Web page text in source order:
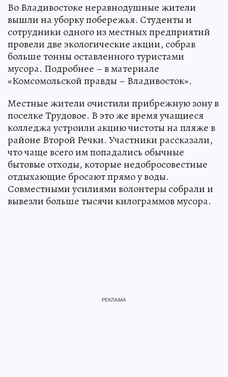
Во Владивостоке неравнодушные жители
вышли на уборку побережья. Студенты и
сотрудники одного из местных предприятий
провели две экологические акции, собрав
больше тонны оставленного туристами
мусора. Подробнее – в материале
«Комсомольской правды – Владивосток».
Местные жители очистили прибрежную зону в
поселке Трудовое. В это же время учащиеся
колледжа устроили акцию чистоты на пляже в
районе Второй Речки. Участники рассказали,
что чаще всего им попадались обычные
бытовые отходы, которые недобросовестные
отдыхающие бросают прямо у воды.
Совместными усилиями волонтеры собрали и
вывезли больше тысячи килограммов мусора.